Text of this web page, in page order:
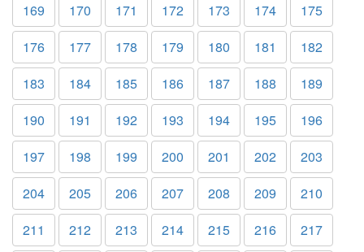
169
170 171 172 173 174
175
176
177 178 179 180 181
182
183
184 185 186 187 188
189
190
191 192 193 194 195
196
197
198 199 200 201 202
203
204
205 206 207 208 209
210
211
212 213 214 215 216 217